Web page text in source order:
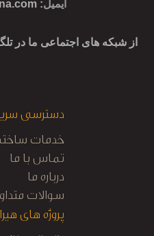
ایمیل:
از شبکه های اجتماعی ما در
سئو:
دسترسی
خدمات
تماس با ما
درباره ما
سوالات
پروژه های